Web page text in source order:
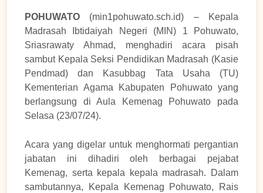
POHUWATO (min1pohuwato.sch.id) – Kepala
Madrasah Ibtidaiyah Negeri (MIN) 1 Pohuwato,
Sriasrawaty Ahmad, menghadiri acara pisah
sambut Kepala Seksi Pendidikan Madrasah (Kasie
Pendmad) dan Kasubbag Tata Usaha (TU)
Kementerian Agama Kabupaten Pohuwato yang
berlangsung di Aula Kemenag Pohuwato pada
Selasa (23/07/24).
Acara yang digelar untuk menghormati pergantian
jabatan ini dihadiri oleh berbagai pejabat
Kemenag, serta kepala kepala madrasah. Dalam
sambutannya, Kepala Kemenag Pohuwato, Rais